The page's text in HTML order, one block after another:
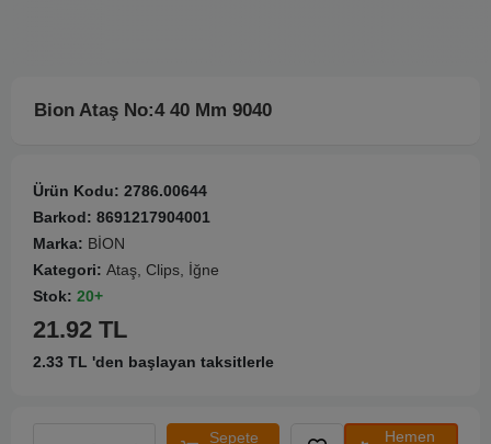
Bion Ataş No:4 40 Mm 9040
Ürün Kodu: 2786.00644
Barkod: 8691217904001
Marka: BİON
Kategori: Ataş, Clips, İğne
Stok: 20+
21.92 TL
2.33 TL 'den başlayan taksitlerle
Sepete
Hemen